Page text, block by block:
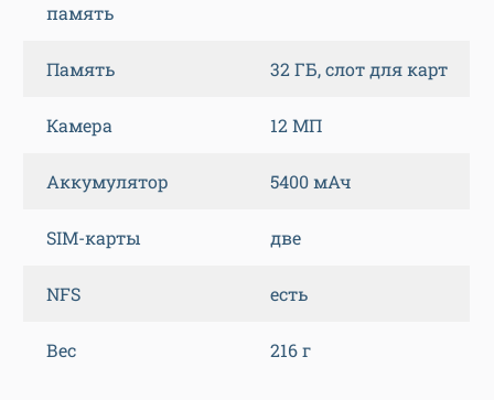
память
Память 32 ГБ, слот для карт
Камера 12 МП
Аккумулятор 5400 мАч
SIM-карты две
NFS есть
Вес 216 г